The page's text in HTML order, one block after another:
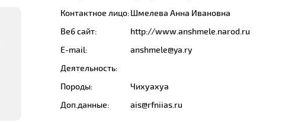
Контактное лицо:Шмелева Анна Ивановна
Веб сайт:
http://www.anshmele.narod.ru
E-mail:
anshmele@ya.ry
Деятельность:
Породы:
Чихуахуа
Доп.данные:
ais@rfniias.ru